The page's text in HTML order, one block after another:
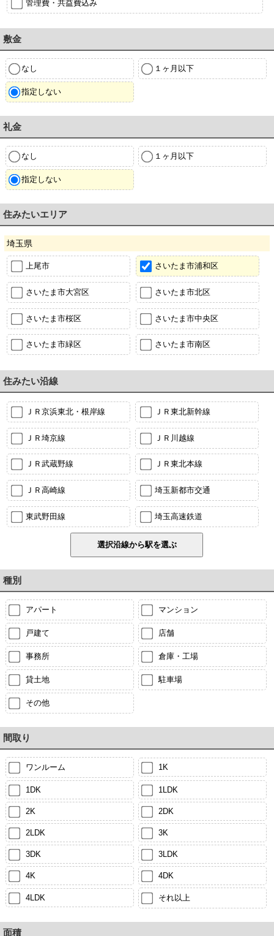
管理費・共益費込み
敷金
なし １ヶ月以下
指定しない
礼金
なし １ヶ月以下
指定しない
住みたいエリア
埼玉県
上尾市 さいたま市浦和区
さいたま市大宮区 さいたま市北区
さいたま市桜区 さいたま市中央区
さいたま市緑区 さいたま市南区
住みたい沿線
ＪＲ京浜東北・根岸線 ＪＲ東北新幹線
ＪＲ埼京線 ＪＲ川越線
ＪＲ武蔵野線 ＪＲ東北本線
ＪＲ高崎線 埼玉新都市交通
東武野田線 埼玉高速鉄道
種別
アパート マンション
戸建て 店舗
事務所 倉庫・工場
貸土地 駐車場
その他
間取り
ワンルーム 1K
1DK 1LDK
2K 2DK
2LDK 3K
3DK 3LDK
4K 4DK
4LDK それ以上
面積